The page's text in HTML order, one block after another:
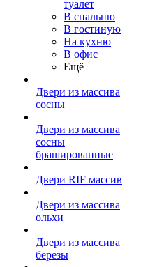
туалет
В спальню
В гостиную
На кухню
В офис
Ещё
Двери из массива
сосны
Двери из массива
сосны
брашированные
Двери RIF массив
Двери из массива
ольхи
Двери из массива
березы